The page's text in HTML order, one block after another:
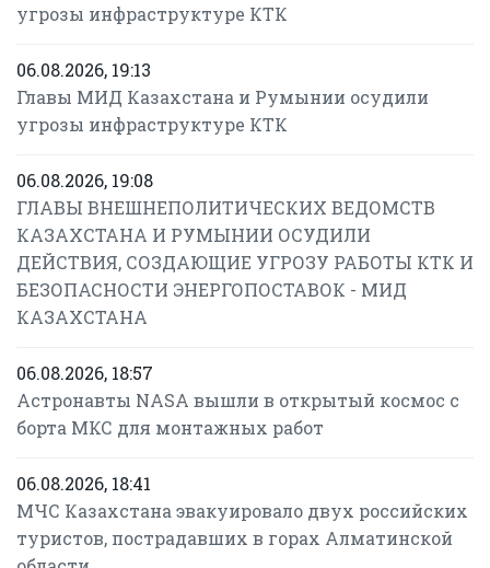
угрозы инфраструктуре КТК
06.08.2026, 19:13
Главы МИД Казахстана и Румынии осудили
угрозы инфраструктуре КТК
06.08.2026, 19:08
ГЛАВЫ ВНЕШНЕПОЛИТИЧЕСКИХ ВЕДОМСТВ
КАЗАХСТАНА И РУМЫНИИ ОСУДИЛИ
ДЕЙСТВИЯ, СОЗДАЮЩИЕ УГРОЗУ РАБОТЫ КТК И
БЕЗОПАСНОСТИ ЭНЕРГОПОСТАВОК - МИД
КАЗАХСТАНА
06.08.2026, 18:57
Астронавты NASA вышли в открытый космос с
борта МКС для монтажных работ
06.08.2026, 18:41
МЧС Казахстана эвакуировало двух российских
туристов, пострадавших в горах Алматинской